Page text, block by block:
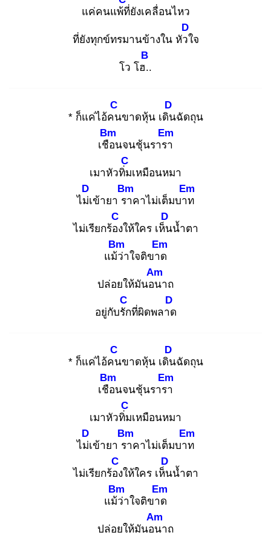
แค่คนแพ้ที่ยังเคลื่อนไหว
ที่ยังทุกข์ทรมานข้างใน หัวใ
D
จ
โว โฮ..
B
* ก็แค่ไอ้คน
C
ขาดหุ้น เดิน
D
ฉัดถุน
เชือ
Bm
นจนชุ้นรารา
Em
เมาหัวทิ่ม
C
เหมือนหมา
ไม่เ
D
ข้ายา รา
Bm
คาไม่เต็มบาท
Em
ไม่เรียกร้อง
C
ให้ใคร เห็น
D
น้ำตา
แม้ว่
Bm
าใจติขาด
Em
ปล่อยให้มันอน
Am
าถ
อยู่กับรัก
C
ที่ผิดพลาด
D
* ก็แค่ไอ้คน
C
ขาดหุ้น เดิน
D
ฉัดถุน
เชือ
Bm
นจนชุ้นรารา
Em
เมาหัวทิ่ม
C
เหมือนหมา
ไม่เ
D
ข้ายา รา
Bm
คาไม่เต็มบาท
Em
ไม่เรียกร้อง
C
ให้ใคร เห็น
D
น้ำตา
แม้ว่
Bm
าใจติขาด
Em
ปล่อยให้มันอน
Am
าถ